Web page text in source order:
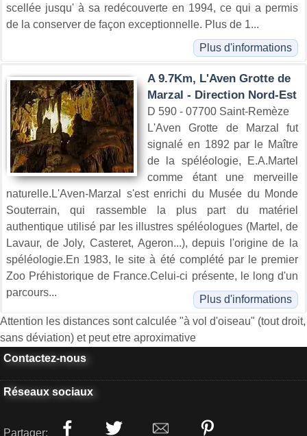
scellée jusqu' à sa redécouverte en 1994, ce qui a permis
de la conserver de façon exceptionnelle. Plus de 1...
Plus d'informations
A 9.7Km, L'Aven Grotte de
Marzal - Direction Nord-Est
D 590 - 07700 Saint-Remèze
L'Aven Grotte de Marzal fut
signalé en 1892 par le Maître
de la spéléologie, E.A.Martel
comme étant une merveille
naturelle.L'Aven-Marzal s'est enrichi du Musée du Monde
Souterrain, qui rassemble la plus part du matériel
authentique utilisé par les illustres spéléologues (Martel, de
Lavaur, de Joly, Casteret, Ageron...), depuis l'origine de la
spéléologie.En 1983, le site à été complété par le premier
Zoo Préhistorique de France.Celui-ci présente, le long d'un
parcours...
Plus d'informations
Attention les distances sont calculée "à vol d'oiseau" (tout droit,
sans déviation) et peut etre aproximative
Contactez-nous
Réseaux sociaux
Partager: